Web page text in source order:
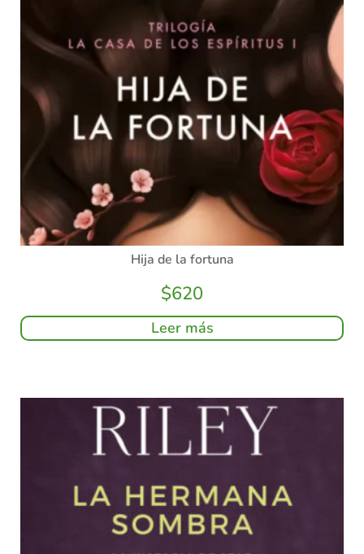
Hija de la fortuna
$620
Leer más